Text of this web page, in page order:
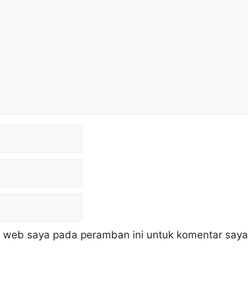
saya pada peramban ini untuk komentar saya